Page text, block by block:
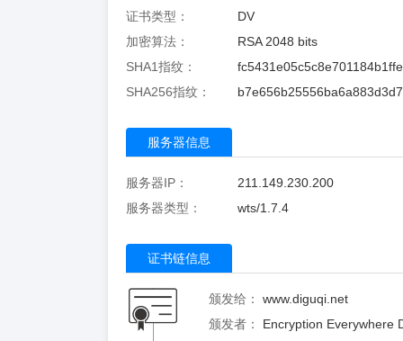
证书类型：
DV
加密算法：
RSA 2048 bits
SHA1指纹：
SHA256指纹：
服务器信息
服务器IP：
211.149.230.200
服务器类型：
wts/1.7.4
证书链信息
颁发给：
www.diguqi.net
颁发者：
Encryption Everywhere